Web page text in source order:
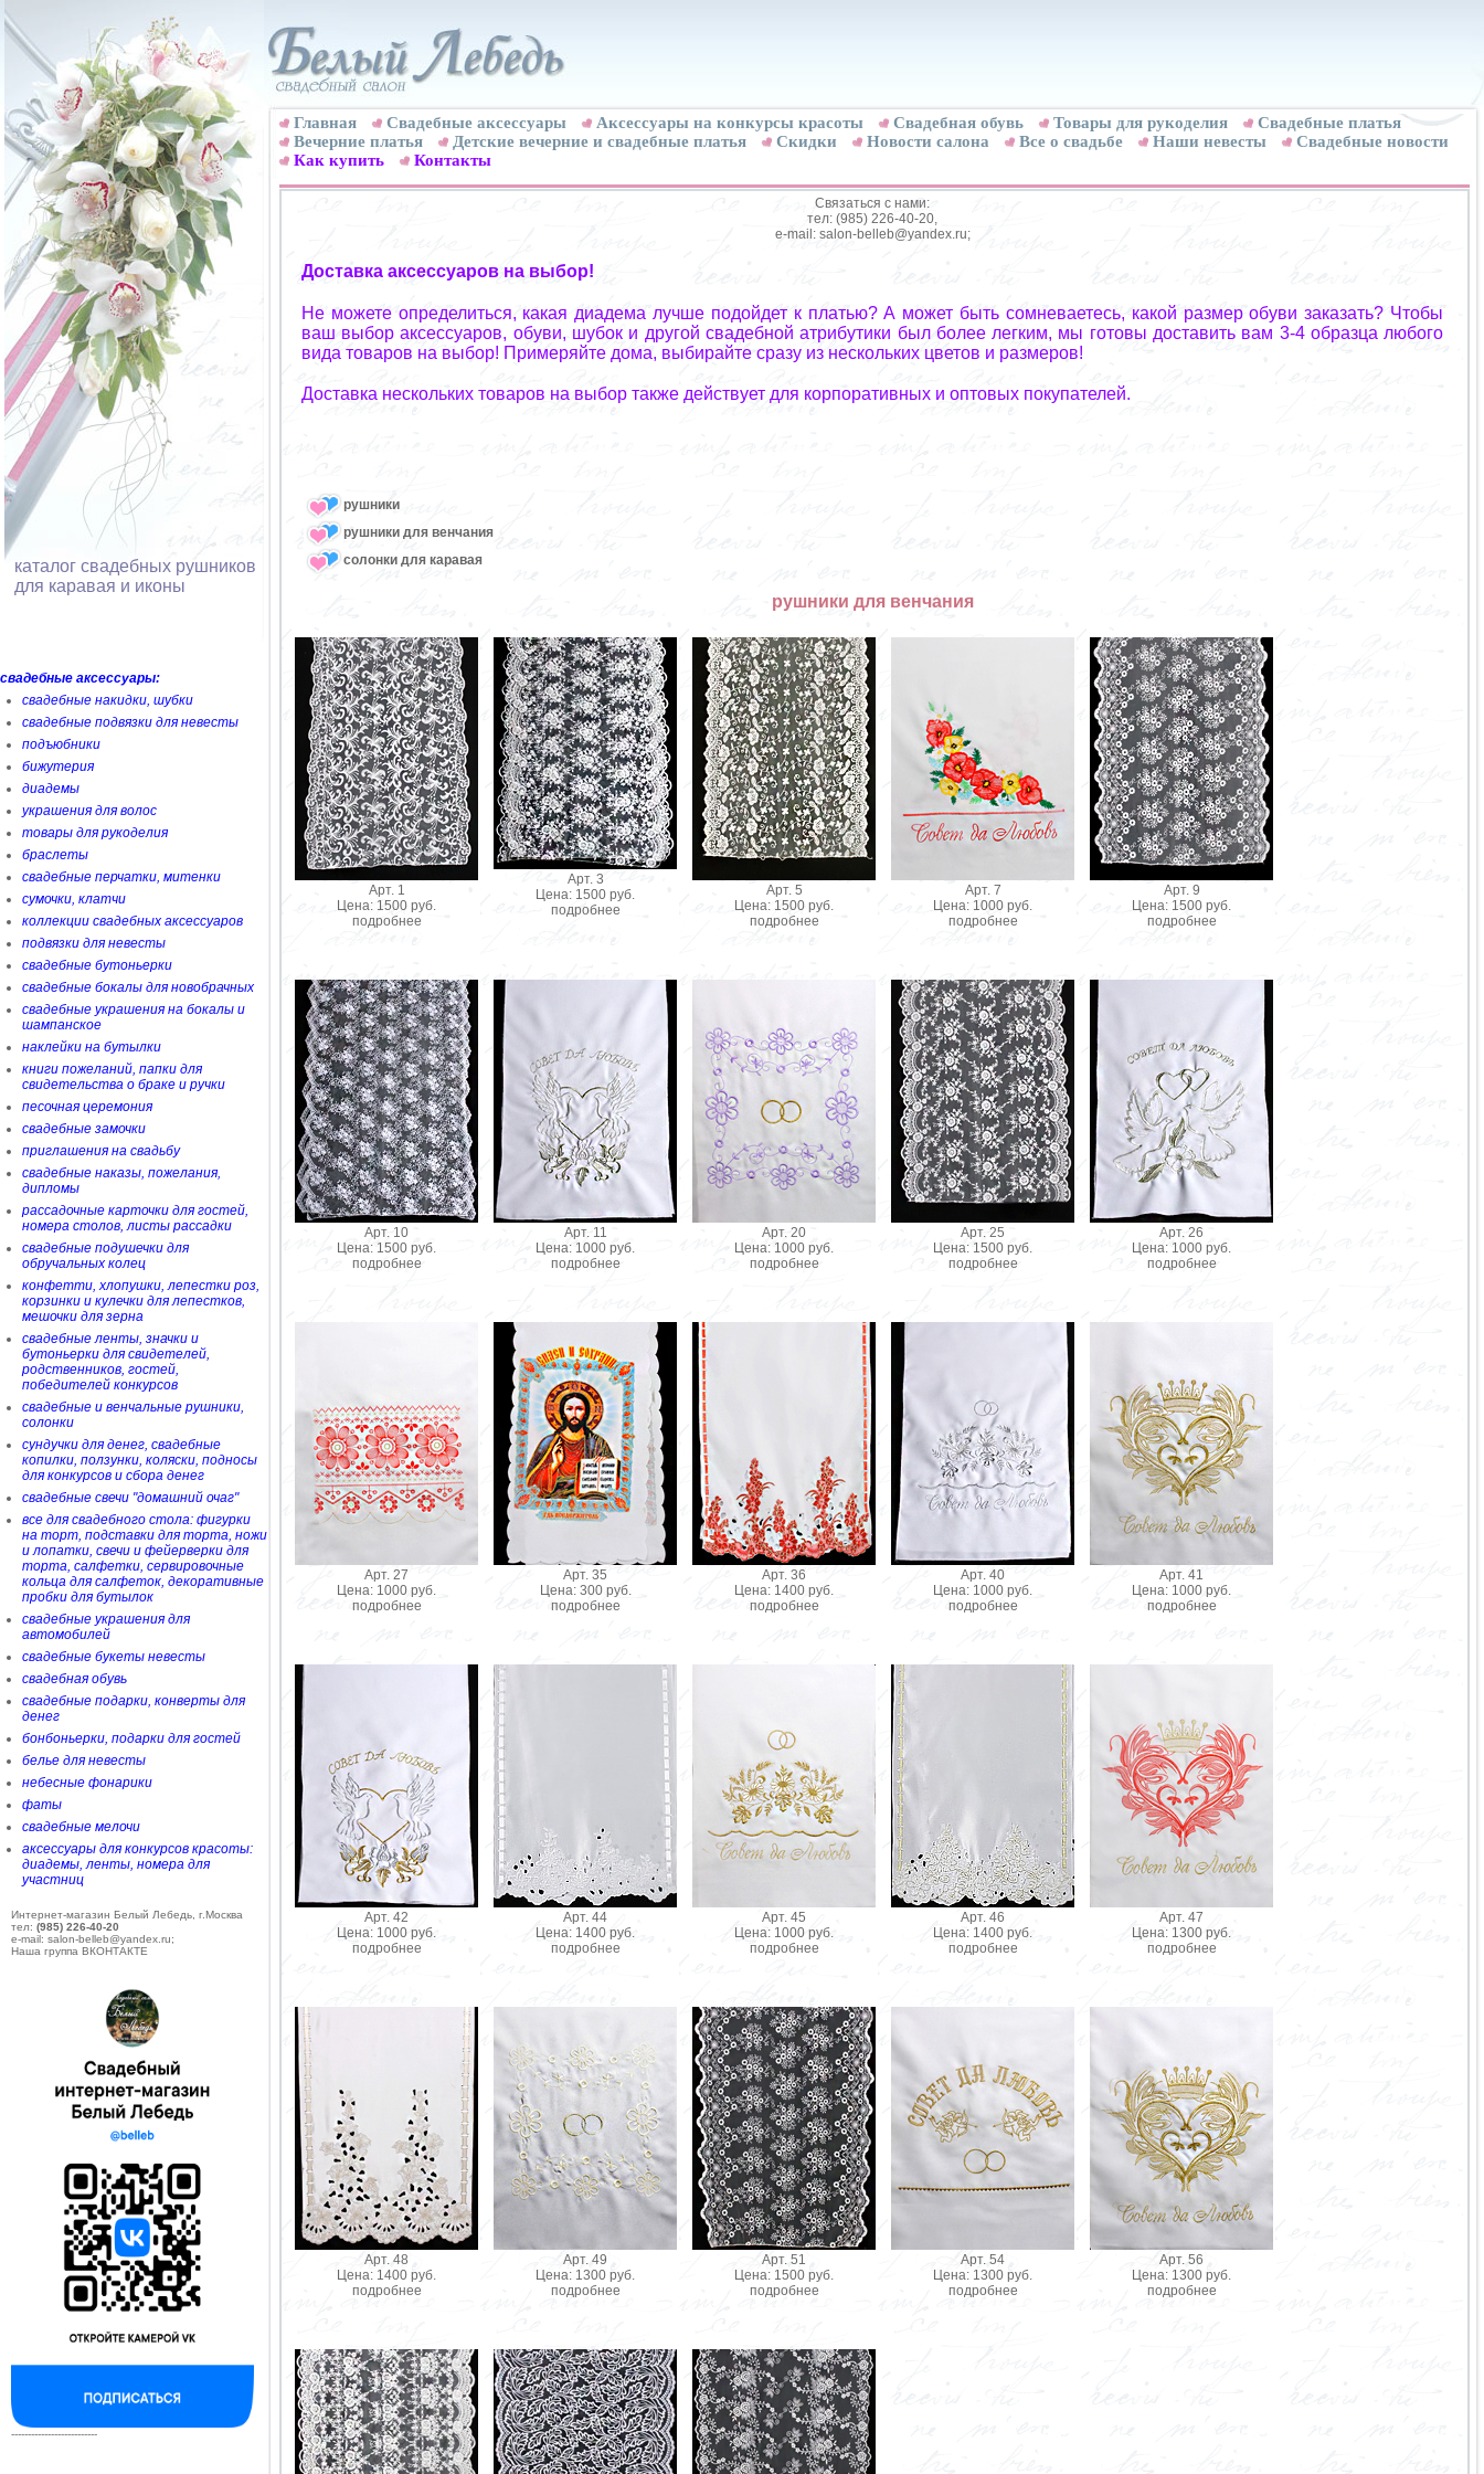
каталог свадебных рушников
для каравая и иконы
свадебные аксессуары:
свадебные накидки, шубки
свадебные подвязки для невесты
подъюбники
бижутерия
диадемы
украшения для волос
товары для рукоделия
браслеты
свадебные перчатки, митенки
сумочки, клатчи
коллекции свадебных аксессуаров
подвязки для невесты
свадебные бутоньерки
свадебные бокалы для новобрачных
свадебные украшения на бокалы и
шампанское
наклейки на бутылки
книги пожеланий, папки для
свидетельства о браке и ручки
песочная церемония
свадебные замочки
приглашения на свадьбу
свадебные наказы, пожелания,
дипломы
рассадочные карточки для гостей,
номера столов, листы рассадки
свадебные подушечки для
обручальных колец
конфетти, хлопушки, лепестки роз,
корзинки и кулечки для лепестков,
мешочки для зерна
свадебные ленты, значки и
бутоньерки для свидетелей,
родственников, гостей,
победителей конкурсов
свадебные и венчальные рушники,
солонки
сундучки для денег, свадебные
копилки, ползунки, коляски, подносы
для конкурсов и сбора денег
свадебные свечи "домашний очаг"
все для свадебного стола: фигурки
на торт, подставки для торта, ножи
и лопатки, свечи и фейерверки для
торта, салфетки, сервировочные
кольца для салфеток, декоративные
пробки для бутылок
свадебные украшения для
автомобилей
свадебные букеты невесты
свадебная обувь
свадебные подарки, конверты для
денег
бонбоньерки, подарки для гостей
белье для невесты
небесные фонарики
фаты
свадебные мелочи
аксессуары для конкурсов красоты:
диадемы, ленты, номера для
участниц
Интернет-магазин Белый Лебедь, г.Москва
тел: (985) 226-40-20
e-mail: salon-belleb@yandex.ru;
Наша группа ВКОНТАКТЕ
--------------------------
Главная Свадебные аксессуары Аксессуары на конкурсы красоты Свадебная обувь Товары для рукоделия
Cвадебные платья
Вечерние платья
Детские вечерние и свадебные платья Скидки Новости салона Все о свадьбе Наши невесты
Свадебные новости
Как купить
Контакты
Связаться с нами:
тел: (985) 226-40-20,
e-mail: salon-belleb@yandex.ru;
Доставка аксессуаров на выбор!
Не можете определиться, какая диадема лучше подойдет к платью? А может быть сомневаетесь, какой размер обуви заказать? Чтобы
ваш выбор аксессуаров, обуви, шубок и другой свадебной атрибутики был более легким, мы готовы доставить вам 3-4 образца любого
вида товаров на выбор! Примеряйте дома, выбирайте сразу из нескольких цветов и размеров!
Доставка нескольких товаров на выбор также действует для корпоративных и оптовых покупателей.
рушники
рушники для венчания
солонки для каравая
рушники для венчания
Арт. 1
Цена: 1500 руб.
подробнее
Арт. 3
Цена: 1500 руб.
подробнее
Арт. 5
Цена: 1500 руб.
подробнее
Арт. 7
Цена: 1000 руб.
подробнее
Арт. 9
Цена: 1500 руб.
подробнее
Арт. 10
Цена: 1500 руб.
подробнее
Арт. 11
Цена: 1000 руб.
подробнее
Арт. 20
Цена: 1000 руб.
подробнее
Арт. 25
Цена: 1500 руб.
подробнее
Арт. 26
Цена: 1000 руб.
подробнее
Арт. 27
Цена: 1000 руб.
подробнее
Арт. 35
Цена: 300 руб.
подробнее
Арт. 36
Цена: 1400 руб.
подробнее
Арт. 40
Цена: 1000 руб.
подробнее
Арт. 41
Цена: 1000 руб.
подробнее
Арт. 42
Цена: 1000 руб.
подробнее
Арт. 44
Цена: 1400 руб.
подробнее
Арт. 45
Цена: 1000 руб.
подробнее
Арт. 46
Цена: 1400 руб.
подробнее
Арт. 47
Цена: 1300 руб.
подробнее
Арт. 48
Цена: 1400 руб.
подробнее
Арт. 49
Цена: 1300 руб.
подробнее
Арт. 51
Цена: 1500 руб.
подробнее
Арт. 54
Цена: 1300 руб.
подробнее
Арт. 56
Цена: 1300 руб.
подробнее